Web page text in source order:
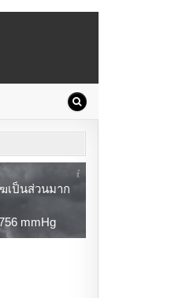
เป็นส่วนมาก
mmHg